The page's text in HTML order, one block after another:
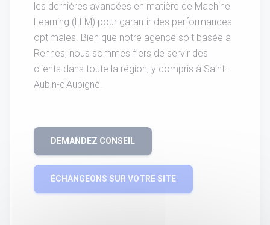
les dernières avancées en matière de Machine
Learning (LLM) pour garantir des performances
optimales. Bien que notre agence soit basée à
Rennes, nous sommes fiers de servir des
clients dans toute la région, y compris à Saint-
Aubin-d'Aubigné.
DEMANDEZ CONSEIL
ÉCHANGEONS SUR VOTRE SITE